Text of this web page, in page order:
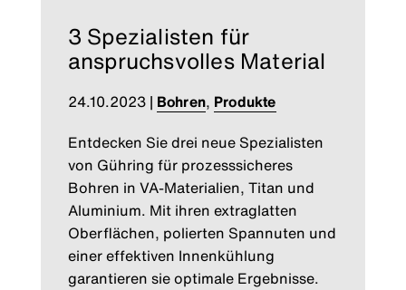
3 Spezialisten für
anspruchsvolles Material
24.10.2023| Bohren, Produkte
Entdecken Sie drei neue Spezialisten
von Gühring für prozesssicheres
Bohren in VA-Materialien, Titan und
Aluminium. Mit ihren extraglatten
Oberflächen, polierten Spannuten und
einer effektiven Innenkühlung
garantieren sie optimale Ergebnisse.